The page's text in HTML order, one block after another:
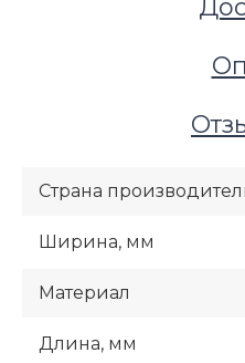
Страна
Ширина, мм
Материал
Длина, мм